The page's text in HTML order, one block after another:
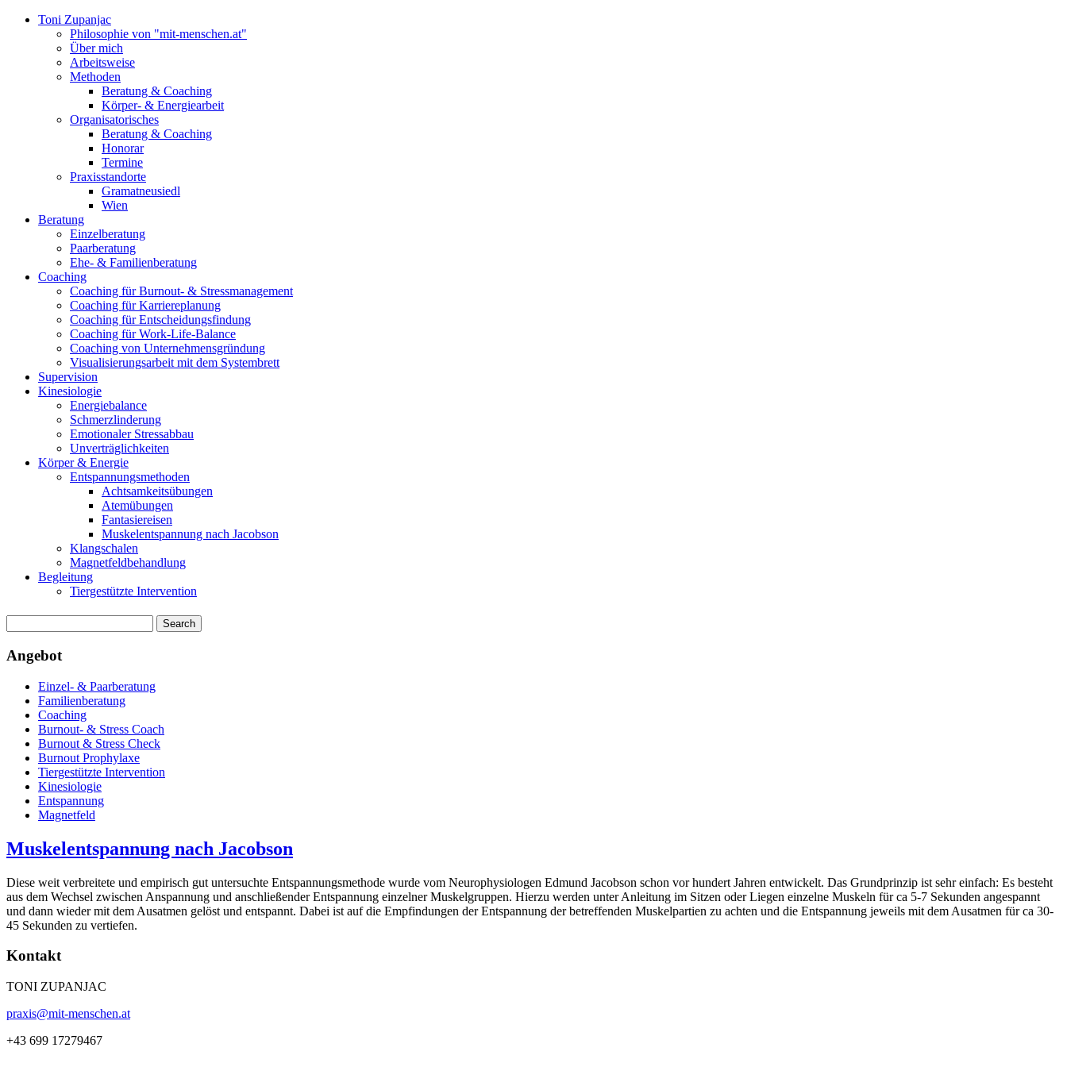
Toni Zupanjac
Philosophie von "mit-menschen.at"
Über mich
Arbeitsweise
Methoden
Beratung & Coaching
Körper- & Energiearbeit
Organisatorisches
Beratung & Coaching
Honorar
Termine
Praxisstandorte
Gramatneusiedl
Wien
Beratung
Einzelberatung
Paarberatung
Ehe- & Familienberatung
Coaching
Coaching für Burnout- & Stressmanagement
Coaching für Karriereplanung
Coaching für Entscheidungsfindung
Coaching für Work-Life-Balance
Coaching von Unternehmensgründung
Visualisierungsarbeit mit dem Systembrett
Supervision
Kinesiologie
Energiebalance
Schmerzlinderung
Emotionaler Stressabbau
Unverträglichkeiten
Körper & Energie
Entspannungsmethoden
Achtsamkeitsübungen
Atemübungen
Fantasiereisen
Muskelentspannung nach Jacobson
Klangschalen
Magnetfeldbehandlung
Begleitung
Tiergestützte Intervention
Angebot
Einzel- & Paarberatung
Familienberatung
Coaching
Burnout- & Stress Coach
Burnout & Stress Check
Burnout Prophylaxe
Tiergestützte Intervention
Kinesiologie
Entspannung
Magnetfeld
Muskelentspannung nach Jacobson
Diese weit verbreitete und empirisch gut untersuchte Entspannungsmethode wurde vom Neurophysiologen Edmund Jacobson schon vor hundert Jahren entwickelt. Das Grundprinzip ist sehr einfach: Es besteht
aus dem Wechsel zwischen Anspannung und anschließender Entspannung einzelner Muskelgruppen. Hierzu werden unter Anleitung im Sitzen oder Liegen einzelne Muskeln für ca 5-7 Sekunden angespannt
und dann wieder mit dem Ausatmen gelöst und entspannt. Dabei ist auf die Empfindungen der Entspannung der betreffenden Muskelpartien zu achten und die Entspannung jeweils mit dem Ausatmen für ca 30-
45 Sekunden zu vertiefen.
Kontakt
TONI ZUPANJAC
praxis@mit-menschen.at
+43 699 17279467